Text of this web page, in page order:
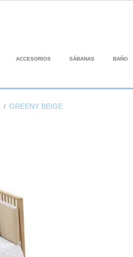
ACCESORIOS SÁBANAS BAÑO
GREENY BEIGE